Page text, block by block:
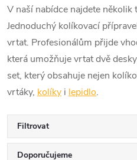
V naší nabídce najdete
Jednoduchý kolíkovací
vrtat. Profesionálům přijde
která umožňuje vrtat dvě
set, který obsahuje nejen
vrtáky, kolíky i lepidlo.
Filtrovat
Doporučujeme